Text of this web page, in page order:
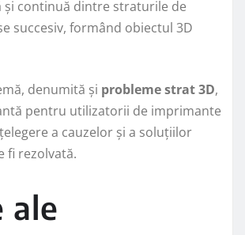
și continuă dintre straturile de
succesiv, formând obiectul 3D
denumită și probleme strat 3D,
pentru utilizatorii de imprimante
a cauzelor și a soluțiilor
fi rezolvată.
ale